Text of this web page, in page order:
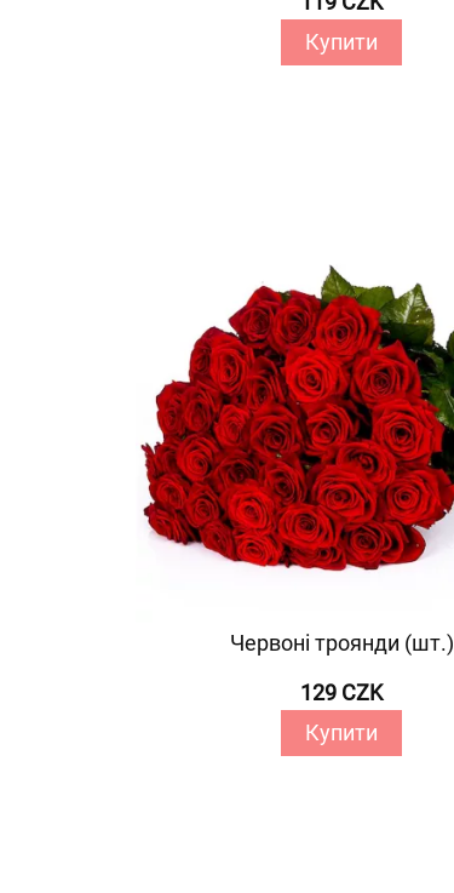
Купити
Червоні троянди (шт.)
129 CZK
Купити